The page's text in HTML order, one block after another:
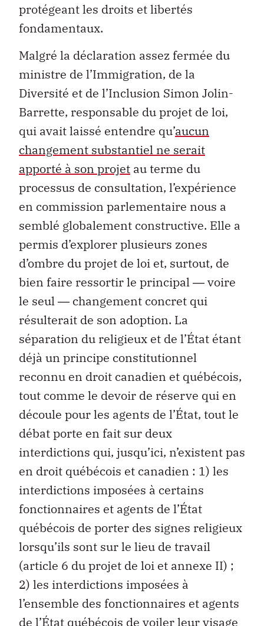
protégeant les droits et libertés
fondamentaux.
Malgré la déclaration assez fermée du
ministre de l’Immigration, de la
Diversité et de l’Inclusion Simon Jolin-
Barrette, responsable du projet de loi,
qui avait laissé entendre qu’aucun
changement substantiel ne serait
apporté à son projet au terme du
processus de consultation, l’expérience
en commission parlementaire nous a
semblé globalement constructive. Elle a
permis d’explorer plusieurs zones
d’ombre du projet de loi et, surtout, de
bien faire ressortir le principal ― voire
le seul ― changement concret qui
résulterait de son adoption. La
séparation du religieux et de l’État étant
déjà un principe constitutionnel
reconnu en droit canadien et québécois,
tout comme le devoir de réserve qui en
découle pour les agents de l’État, tout le
débat porte en fait sur deux
interdictions qui, jusqu’ici, n’existent pas
en droit québécois et canadien : 1) les
interdictions imposées à certains
fonctionnaires et agents de l’État
québécois de porter des signes religieux
lorsqu’ils sont sur le lieu de travail
(article 6 du projet de loi et annexe II) ;
2) les interdictions imposées à
l’ensemble des fonctionnaires et agents
de l’État québécois de voiler leur visage